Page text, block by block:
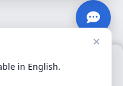
S.L.U.
de privacitat
×
in English.